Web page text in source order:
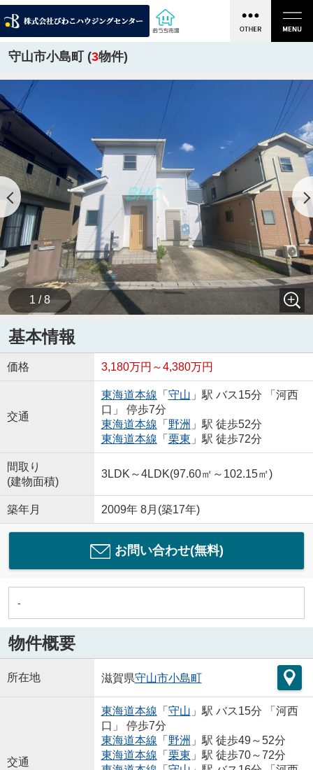
守山市小島町 (3物件)
1 / 8
基本情報
価格 3,180万円～4,380万円
交通
東海道本線 「 守山 」駅 バス15分 「河西
口」 停歩7分
東海道本線 「 野洲 」駅 徒歩52分
東海道本線 「 栗東 」駅 徒歩72分
間取り
(建物面積)
3LDK～4LDK(97.60㎡～102.15㎡)
築年月 2009年 8月(築17年)
お問い合わせ(無料)
-
物件概要
所在地 滋賀県守山市小島町
交通
東海道本線 「 守山 」駅 バス15分 「河西
口」 停歩7分
東海道本線 「 野洲 」駅 徒歩49～52分
東海道本線 「 栗東 」駅 徒歩70～72分